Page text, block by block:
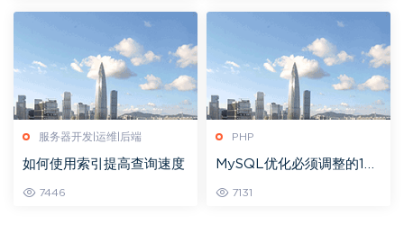
服务器开发|运维|后端
如何使用索引提高查询速度
7446
PHP
MySQL优化必须调整的10
7131